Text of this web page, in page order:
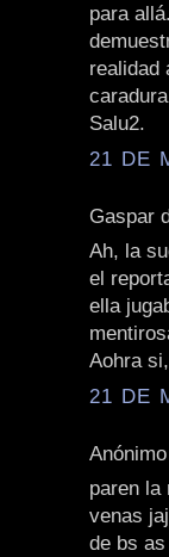
para
realidad
Salu2.
21 DE
Gaspar
Ah, la
el
ella
Aohra
21 DE
paren la
venas
de bs